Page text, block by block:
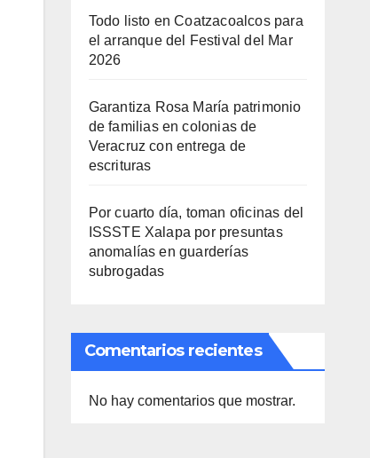
Todo listo en Coatzacoalcos para
el arranque del Festival del Mar
2026
Garantiza Rosa María patrimonio
de familias en colonias de
Veracruz con entrega de
escrituras
Por cuarto día, toman oficinas del
ISSSTE Xalapa por presuntas
anomalías en guarderías
subrogadas
Comentarios recientes
No hay comentarios que mostrar.